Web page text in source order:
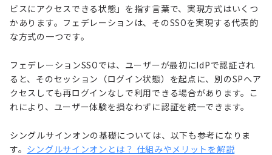
ビスにアクセスできる状態」を指す言葉で、実現方式はいくつ
かあります。フェデレーションは、そのSSOを実現する代表的
な方式の一つです。
フェデレーションSSOでは、ユーザーが最初にIdPで認証され
ると、そのセッション（ログイン状態）を起点に、別のSPへア
クセスしても再ログインなしで利用できる場合があります。こ
れにより、ユーザー体験を損なわずに認証を統一できます。
シングルサインオンの基礎については、以下も参考になりま
す。 シングルサインオンとは？ 仕組みやメリットを解説